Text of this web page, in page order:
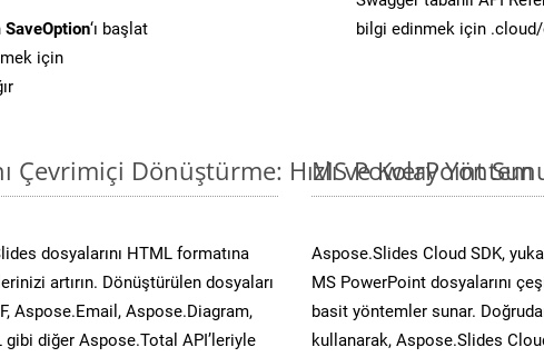
SaveOption‘ı başlat
için
bilgi edinmek için
Çevrimiçi Dönüştürme: Hızlı ve Kolay Yöntem
dosyalarını HTML formatına
artırın. Dönüştürülen dosyaları
Aspose.Email, Aspose.Diagram,
diğer Aspose.Total API’leriyle
MS PowerPoint
Aspose.Slides Cloud SDK,
MS PowerPoint dosyalarını
basit yöntemler sunar. Doğrudan
kullanarak, Aspose.Slides